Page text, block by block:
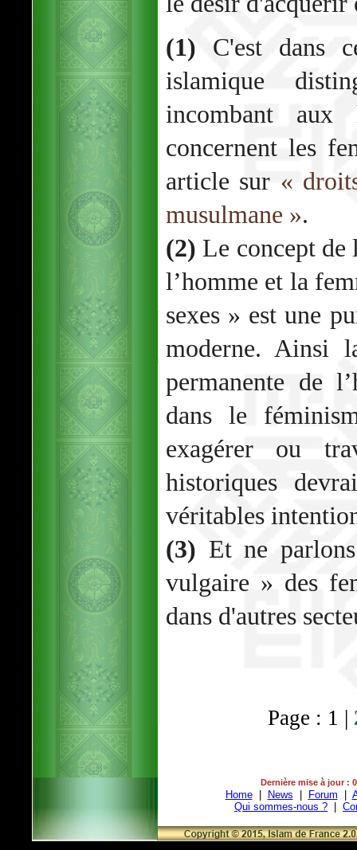
(1) C'est dans
islamique
incombant
concernent les
article sur «
musulmane ».
(2) Le concept
l’homme et la
sexes » est une
moderne. Ainsi
permanente de
dans le
exagérer ou
historiques
véritables
(3) Et ne
vulgaire » des
dans d'autres
Page : 1 |
Dernière mise à jour :
Home| News | Forum |
Qui sommes-nous ? |